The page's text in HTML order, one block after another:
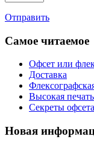
Отправить
Самое читаемое
Офсет или
Доставка
Высокая печать
Секреты офсета
Новая